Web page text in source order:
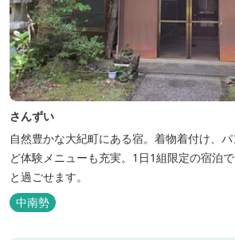
さんずい
自然豊かな大紀町にある宿。着物着付け、
ど体験メニューも充実。1日1組限定の宿泊
と過ごせます。
中南勢